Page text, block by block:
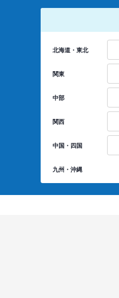
北海道・東北
関東
中部
関西
中国・四国
九州・沖縄